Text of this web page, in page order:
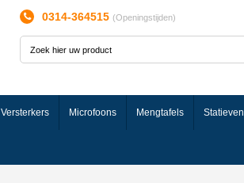
0314-364515 (Openingstijden)
Versterkers Microfoons Mengtafels Statieven